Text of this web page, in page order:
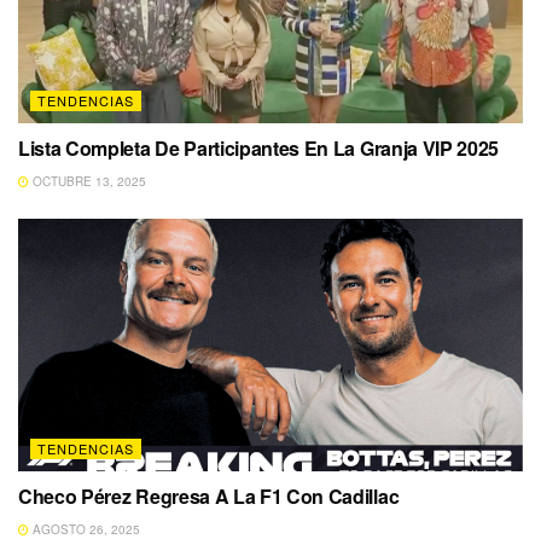
TENDENCIAS
Lista Completa De Participantes En La Granja VIP 2025
OCTUBRE 13, 2025
TENDENCIAS
Checo Pérez Regresa A La F1 Con Cadillac
AGOSTO 26, 2025